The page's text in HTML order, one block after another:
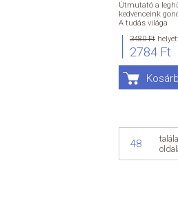
Útmutató a
kedvenceink
A tudás világa
3480 Ft
2784 Ft
48